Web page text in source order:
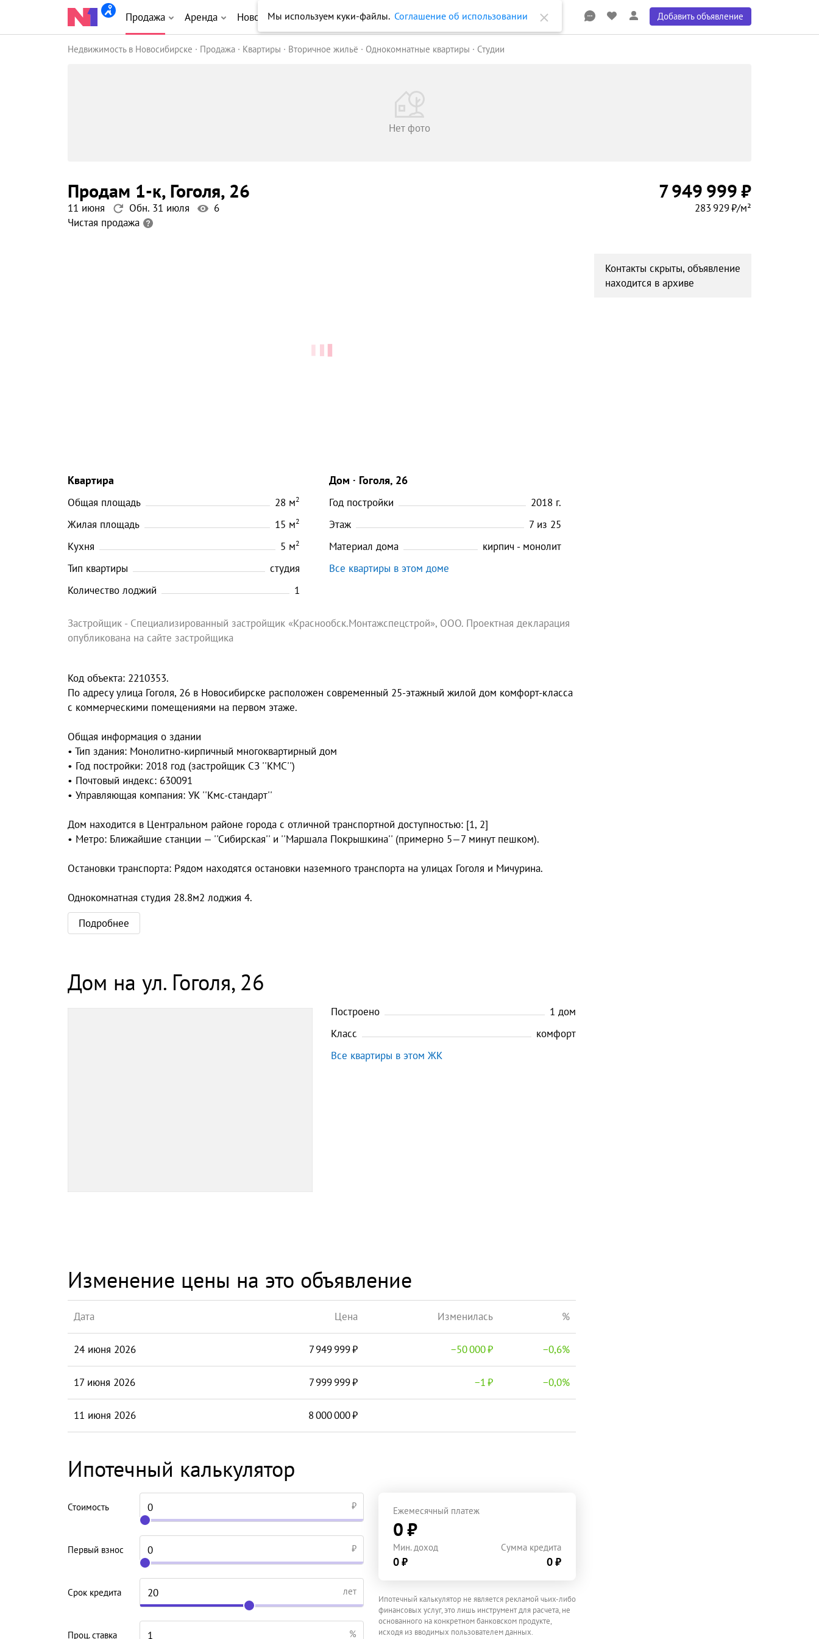
Продажа Аренда Новостройки Журнал Еще Добавить объявление
Недвижимость в Новосибирске Продажа Квартиры Вторичное жильё Однокомнатные квартиры Студии
Нет фото
продам 1-к, Гоголя, 26 7 949 999 ₽
11 июня Обн. 31 июля 6
283 929 ₽/м²
Чистая продажа
Квартира
Общая площадь 28 м2
Жилая площадь 15 м2
Кухня 5 м2
Тип квартиры
студия
Количество лоджий
1
Дом Гоголя, 26
Год постройки 2018 г.
Этаж
7 из 25
Материал дома
кирпич - монолит
Все квартиры в этом доме
Застройщик - Специализированный застройщик «Краснообск.Монтажспецстрой», ООО. Проектная декларация
опубликована на сайте застройщика
Код объекта: 2210353.
По адресу улица Гоголя, 26 в Новосибирске расположен современный 25-этажный жилой дом комфорт-класса
с коммерческими помещениями на первом этаже.
Общая информация о здании
• Тип здания: Монолитно-кирпичный многоквартирный дом
• Год постройки: 2018 год (застройщик СЗ ''КМС'')
• Почтовый индекс: 630091
• Управляющая компания: УК ''Кмс-стандарт''
Дом находится в Центральном районе города с отличной транспортной доступностью: [1, 2]
• Метро: Ближайшие станции — ''Сибирская'' и ''Маршала Покрышкина'' (примерно 5—7 минут пешком).
Остановки транспорта: Рядом находятся остановки наземного транспорта на улицах Гоголя и Мичурина.
Однокомнатная студия 28.8м2 лоджия 4.
Подробнее
Дом на ул. Гоголя, 26
Построено 1 дом
Класс
комфорт
Все квартиры в этом ЖК
Изменение цены на это объявление
Дата Цена Изменилась %
24 июня 2026 7 949 999 −50 000 −0,6%
17 июня 2026 7 999 999 −1 −0,0%
11 июня 2026 8 000 000
Ипотечный калькулятор
Стоимость ₽
Первый взнос ₽
Срок кредита лет
Проц. ставка %
Ежемесячный платеж
0 ₽
Мин. доход
0 ₽
Сумма кредита
0 ₽
Ипотечный калькулятор не является рекламой чьих-либо
финансовых услуг, это лишь инструмент для расчета, не
основанного на конкретном банковском продукте,
исходя из вводимых пользователем данных.
Контакты скрыты, объявление
находится в архиве